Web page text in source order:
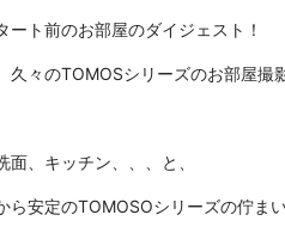
ート前のお部屋のダイジェスト！
久々のTOMOSシリーズのお部屋撮
面、キッチン、、、と、
ら安定のTOMOSOシリーズの佇まい